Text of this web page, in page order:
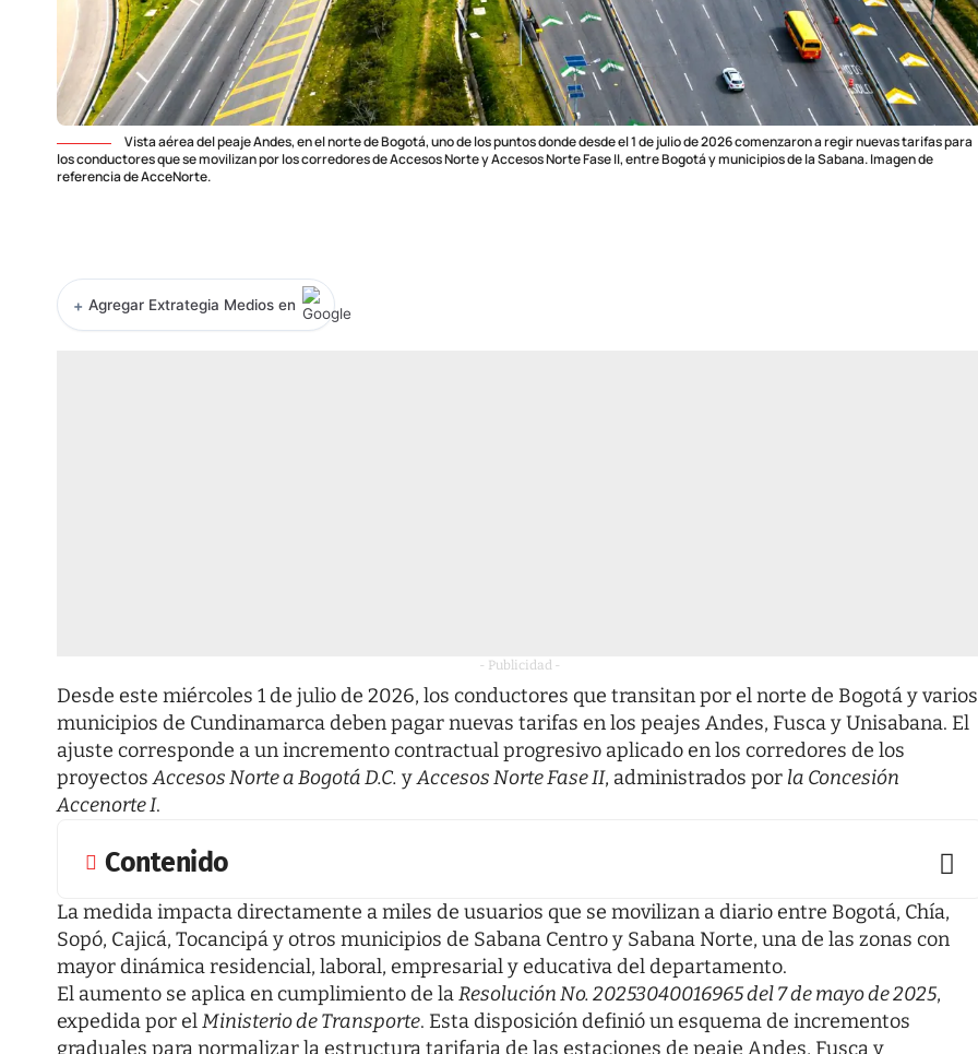
Vista aérea del peaje Andes, en el norte de Bogotá, uno de los puntos donde desde el 1 de julio de 2026 comenzaron a regir nuevas tarifas para
los conductores que se movilizan por los corredores de Accesos Norte y Accesos Norte Fase II, entre Bogotá y municipios de la Sabana. Imagen de
referencia de AcceNorte.
+ Agregar Extrategia Medios en
- Publicidad -
Desde este miércoles 1 de julio de 2026, los conductores que transitan por el norte de Bogotá y varios
municipios de Cundinamarca deben pagar nuevas tarifas en los peajes Andes, Fusca y Unisabana. El
ajuste corresponde a un incremento contractual progresivo aplicado en los corredores de los
proyectosAccesos Norte a Bogotá D.C. yAccesos Norte Fase II, administrados por la Concesión
Accenorte I.
Contenido
La medida impacta directamente a miles de usuarios que se movilizan a diario entre Bogotá, Chía,
Sopó, Cajicá, Tocancipá y otros municipios de Sabana Centro y Sabana Norte, una de las zonas con
mayor dinámica residencial, laboral, empresarial y educativa del departamento.
El aumento se aplica en cumplimiento de laResolución No. 20253040016965 del 7 de mayo de 2025,
expedida por elMinisterio de Transporte. Esta disposición definió un esquema de incrementos
graduales para normalizar la estructura tarifaria de las estaciones de peaje Andes, Fusca y